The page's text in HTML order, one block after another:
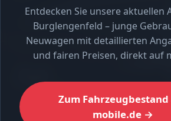
Entdecken Sie unsere aktuellen
Burglengenfeld – junge
Neuwagen mit detaillierten
und fairen Preisen, direkt auf
Zum
mobile.de →